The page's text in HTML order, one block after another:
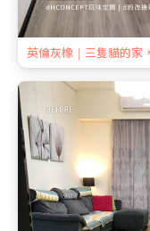
英倫灰橡｜三隻貓的家